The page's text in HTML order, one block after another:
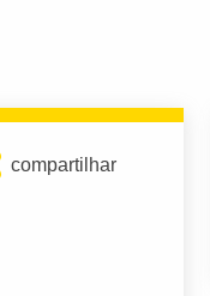
compartilhar